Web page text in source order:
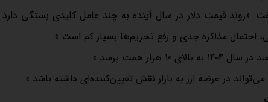
فلاحیان، کارشناس اقتصادی در پیش بینی قیمت دلار در سال 1404 گفت: «روند قیمت دلار در سال آینده به چند عامل کلیدی بستگی دارد.
احتمال مذاکره جدی و رفع تحریم‌ها بسیار کم است.»
همت برسد.»
در عرضه ارز به بازار نقش تعیین‌کننده‌ای داشته باشد.»